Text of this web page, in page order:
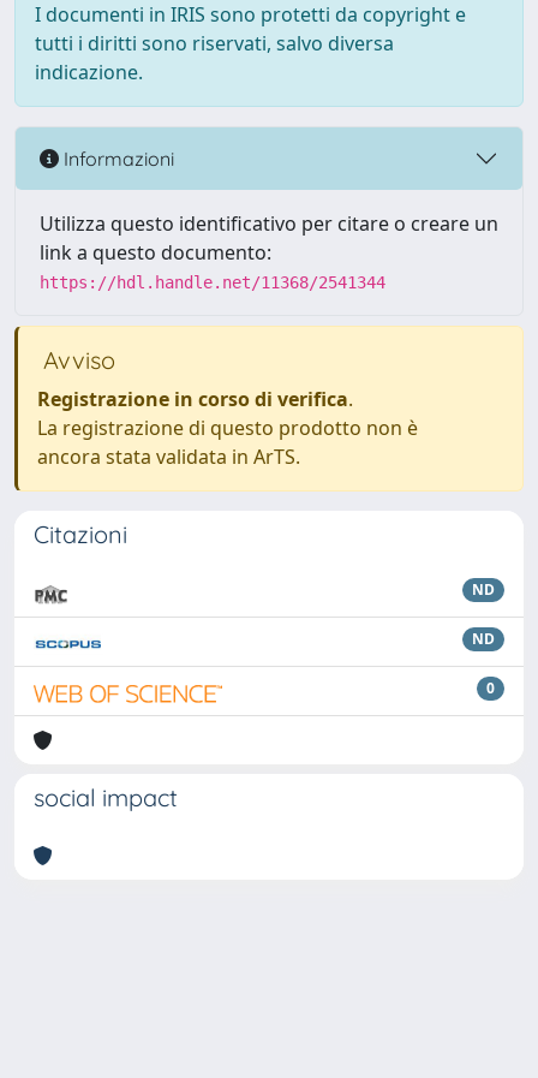
I documenti in IRIS sono protetti da copyright e
tutti i diritti sono riservati, salvo diversa
indicazione.
Informazioni
Utilizza questo identificativo per citare o creare un
link a questo documento:
https://hdl.handle.net/11368/2541344
Avviso
Registrazione in corso di verifica.
La registrazione di questo prodotto non è
ancora stata validata in ArTS.
Citazioni
ND
ND
0
social impact